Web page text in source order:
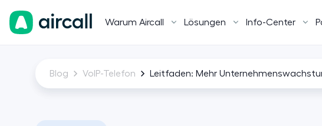
Warum Aircall Lösungen Info-Center
Blog VoIP-Telefon Leitfaden: Mehr